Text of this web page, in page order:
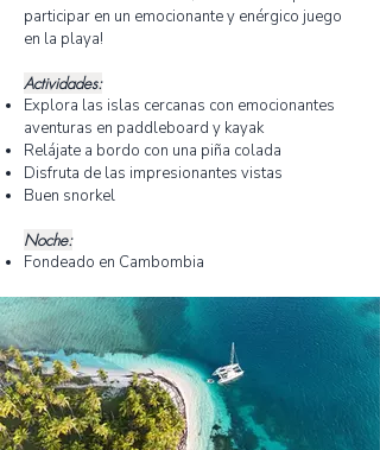
participar en un emocionante y enérgico juego
en la playa!
Actividades:
Explora las islas cercanas con emocionantes
aventuras en paddleboard y kayak
Relájate a bordo con una piña colada
Disfruta de las impresionantes vistas
Buen snorkel
Noche:
Fondeado en Cambombia